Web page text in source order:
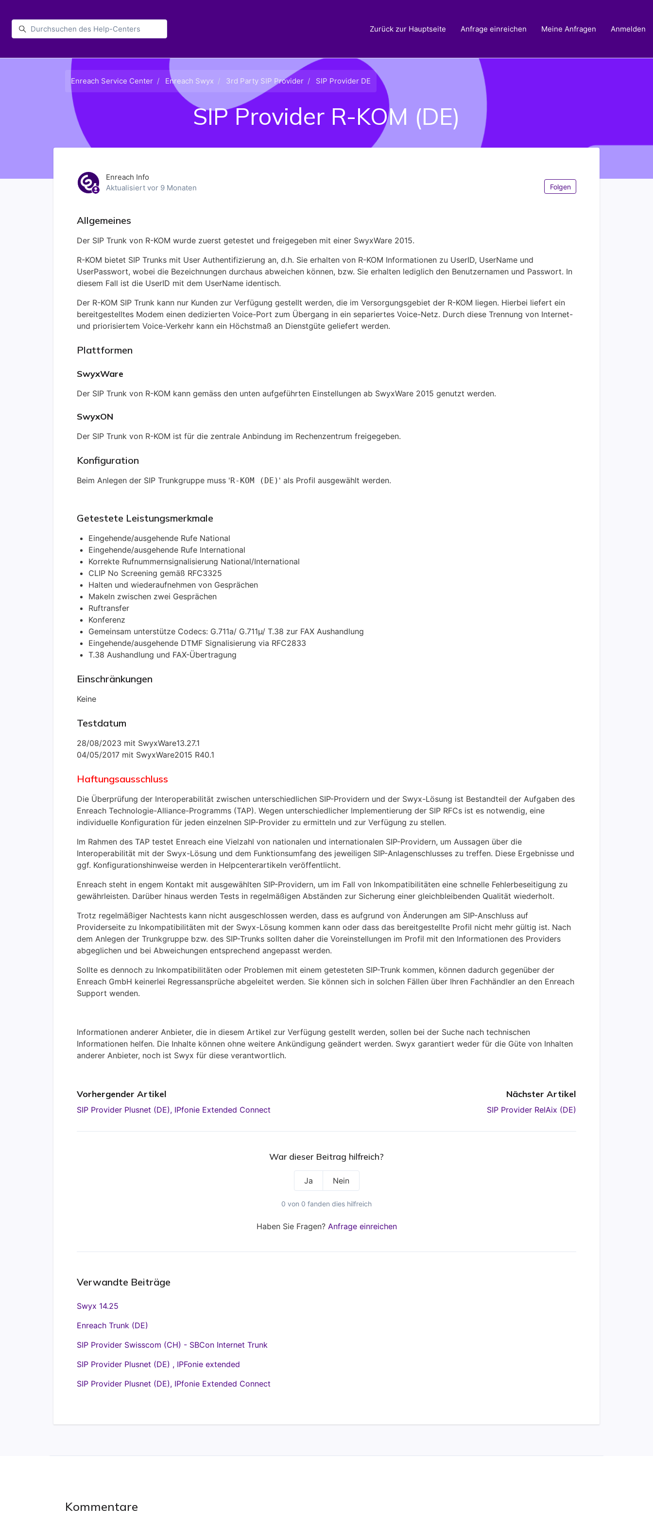
Enreach Zurück zur Hauptseite Anfrage einreichen Meine Anfragen Anmelden
Enreach Service Center Enreach Swyx 3rd Party SIP Provider SIP Provider DE
SIP Provider R-KOM (DE)
Enreach Info
Aktualisiert vor 9 Monaten Folgen
Allgemeines
Der SIP Trunk von R-KOM wurde zuerst getestet und freigegeben mit einer SwyxWare 2015.
R-KOM bietet SIP Trunks mit User Authentifizierung an, d.h. Sie erhalten von R-KOM Informationen zu UserID, UserName und
UserPasswort, wobei die Bezeichnungen durchaus abweichen können, bzw. Sie erhalten lediglich den Benutzernamen und Passwort. In
diesem Fall ist die UserID mit dem UserName identisch.
Der R-KOM SIP Trunk kann nur Kunden zur Verfügung gestellt werden, die im Versorgungsgebiet der R-KOM liegen. Hierbei liefert ein
bereitgestelltes Modem einen dedizierten Voice-Port zum Übergang in ein separiertes Voice-Netz. Durch diese Trennung von Internet-
und priorisiertem Voice-Verkehr kann ein Höchstmaß an Dienstgüte geliefert werden.
Plattformen
SwyxWare
Der SIP Trunk von R-KOM kann gemäss den unten aufgeführten Einstellungen ab SwyxWare 2015 genutzt werden.
SwyxON
Der SIP Trunk von R-KOM ist für die zentrale Anbindung im Rechenzentrum freigegeben.
Konfiguration
Beim Anlegen der SIP Trunkgruppe muss 'R-KOM (DE) ' als Profil ausgewählt werden.
Getestete Leistungsmerkmale
Eingehende/ausgehende Rufe National
Eingehende/ausgehende Rufe International
Korrekte Rufnummernsignalisierung National/International
CLIP No Screening gemäß RFC3325
Halten und wiederaufnehmen von Gesprächen
Makeln zwischen zwei Gesprächen
Ruftransfer
Konferenz
Gemeinsam unterstütze Codecs: G.711a/ G.711µ/ T.38 zur FAX Aushandlung
Eingehende/ausgehende DTMF Signalisierung via RFC2833
T.38 Aushandlung und FAX-Übertragung
Einschränkungen
Keine
Testdatum
28/08/2023 mit SwyxWare13.27.1
04/05/2017 mit SwyxWare2015 R40.1
Haftungsausschluss
Die Überprüfung der Interoperabilität zwischen unterschiedlichen SIP-Providern und der Swyx-Lösung ist Bestandteil der Aufgaben des
Enreach Technologie-Alliance-Programms (TAP). Wegen unterschiedlicher Implementierung der SIP RFCs ist es notwendig, eine
individuelle Konfiguration für jeden einzelnen SIP-Provider zu ermitteln und zur Verfügung zu stellen.
Im Rahmen des TAP testet Enreach eine Vielzahl von nationalen und internationalen SIP-Providern, um Aussagen über die
Interoperabilität mit der Swyx-Lösung und dem Funktionsumfang des jeweiligen SIP-Anlagenschlusses zu treffen. Diese Ergebnisse und
ggf. Konfigurationshinweise werden in Helpcenterartikeln veröffentlicht.
Enreach steht in engem Kontakt mit ausgewählten SIP-Providern, um im Fall von Inkompatibilitäten eine schnelle Fehlerbeseitigung zu
gewährleisten. Darüber hinaus werden Tests in regelmäßigen Abständen zur Sicherung einer gleichbleibenden Qualität wiederholt.
Trotz regelmäßiger Nachtests kann nicht ausgeschlossen werden, dass es aufgrund von Änderungen am SIP-Anschluss auf
Providerseite zu Inkompatibilitäten mit der Swyx-Lösung kommen kann oder dass das bereitgestellte Profil nicht mehr gültig ist. Nach
dem Anlegen der Trunkgruppe bzw. des SIP-Trunks sollten daher die Voreinstellungen im Profil mit den Informationen des Providers
abgeglichen und bei Abweichungen entsprechend angepasst werden.
Sollte es dennoch zu Inkompatibilitäten oder Problemen mit einem getesteten SIP-Trunk kommen, können dadurch gegenüber der
Enreach GmbH keinerlei Regressansprüche abgeleitet werden. Sie können sich in solchen Fällen über Ihren Fachhändler an den Enreach
Support wenden.
Informationen anderer Anbieter, die in diesem Artikel zur Verfügung gestellt werden, sollen bei der Suche nach technischen
Informationen helfen. Die Inhalte können ohne weitere Ankündigung geändert werden. Swyx garantiert weder für die Güte von Inhalten
anderer Anbieter, noch ist Swyx für diese verantwortlich.
Vorhergender Artikel
SIP Provider Plusnet (DE), IPfonie Extended Connect
Nächster Artikel
SIP Provider RelAix (DE)
War dieser Beitrag hilfreich?
Ja Nein
0 von 0 fanden dies hilfreich
Haben Sie Fragen? Anfrage einreichen
Verwandte Beiträge
Swyx 14.25
Enreach Trunk (DE)
SIP Provider Swisscom (CH) - SBCon Internet Trunk
SIP Provider Plusnet (DE) , IPFonie extended
SIP Provider Plusnet (DE), IPfonie Extended Connect
Kommentare